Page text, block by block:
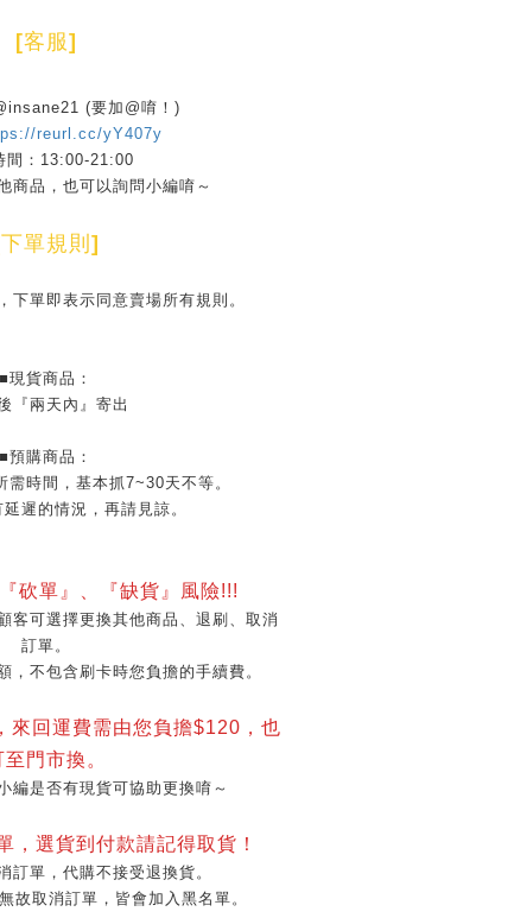
[客服]
(要加@唷！)
reurl.cc/yY407y
間：13:00-21:00
商品，也可以詢問小編唷～
下單規則 ]
，下單即表示同意賣場所有規則。
■現貨商品：
『兩天內』寄出
■預購商品：
需時間，基本抓7~30天不等。
遲的情況，再請見諒。
砍單』、『缺貨』風險!!!
客可選擇更換其他商品、退刷、取消
訂單。
，不包含刷卡時您負擔的手續費。
來回運費需由您負擔$120，也
至門市換。
編是否有現貨可協助更換唷～
，選貨到付款請記得取貨！
訂單，代購不接受退換貨。
故取消訂單，皆會加入黑名單。